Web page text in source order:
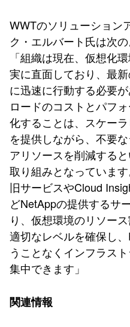
WWTのソリューション
ク・エルバート氏は次
「組織は現在、仮想化
実に直面しており、最
に迅速に行動する必要
ロードのコストとパフ
化することは、スケー
を提供しながら、不要
アリソースを削減する
取り組みとなっていま
旧サービスやCloud
どNetAppの提供するサ
り、仮想環境のリソー
適切なレベルを確保し
うことなくインフラス
集中できます」
関連情報